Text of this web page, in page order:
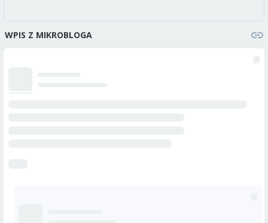
WPIS Z MIKROBLOGA